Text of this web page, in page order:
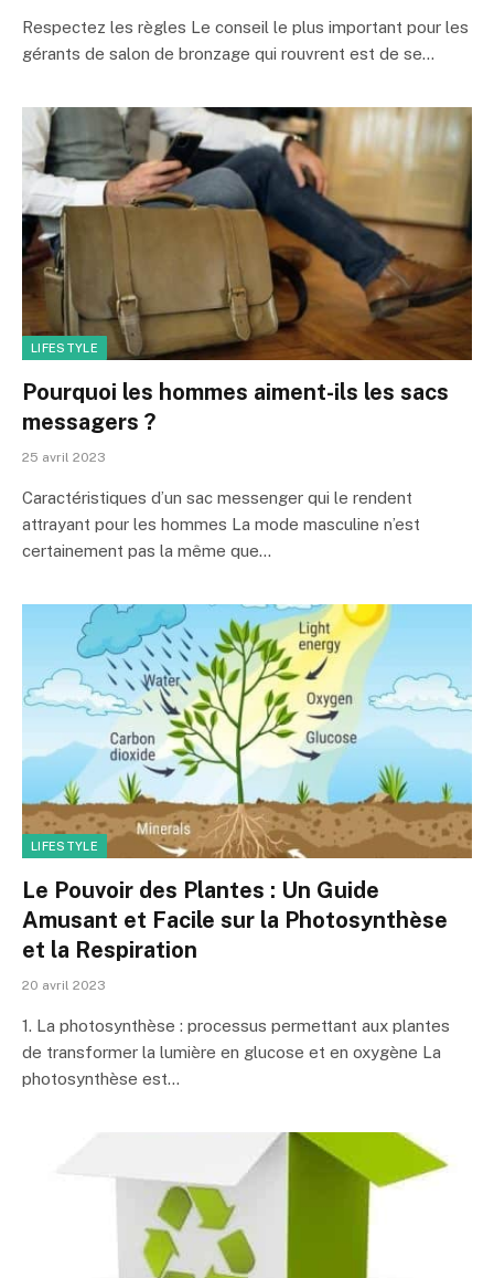
Respectez les règles Le conseil le plus important pour les
gérants de salon de bronzage qui rouvrent est de se…
LIFESTYLE
Pourquoi les hommes aiment-ils les sacs
messagers ?
25 avril 2023
Caractéristiques d’un sac messenger qui le rendent
attrayant pour les hommes La mode masculine n’est
certainement pas la même que…
LIFESTYLE
Le Pouvoir des Plantes : Un Guide
Amusant et Facile sur la Photosynthèse
et la Respiration
20 avril 2023
1. La photosynthèse : processus permettant aux plantes
de transformer la lumière en glucose et en oxygène La
photosynthèse est…